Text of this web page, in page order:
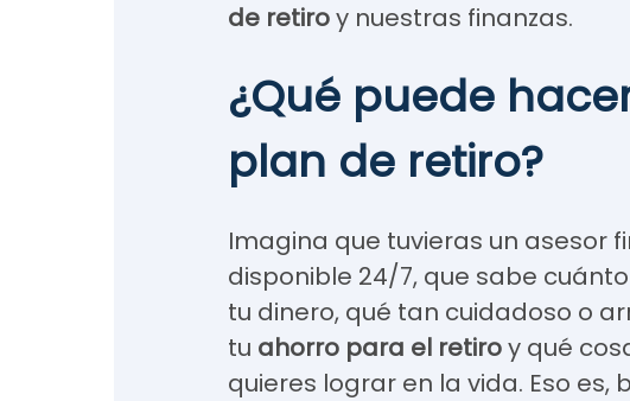
de retiroy nuestras finanzas.
¿Qué puede
plan de retiro?
Imagina que tuvieras un asesor
disponible 24/7, que sabe
tu dinero, qué tan cuidadoso o
tu ahorro para el retiroy qué
quieres lograr en la vida. Eso es,